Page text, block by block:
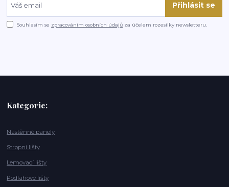
Přihlásit se
Souhlasím se zpracováním osobních údajů za účelem rozesílky newsletteru.
Kategorie:
Nástěnné panely
Stropní lišty
Lemovací lišty
Podlahové lišty